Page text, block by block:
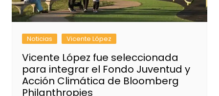
Noticias Vicente López
Vicente López fue seleccionada
para integrar el Fondo Juventud y
Acción Climática de Bloomberg
Philanthropies